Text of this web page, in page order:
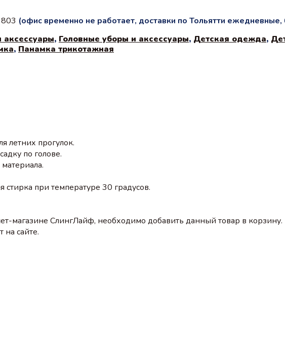
(офис временно не работает, доставки по Тольятти ежедневные,
аксессуары, Головные уборы и аксессуары, Детская одежда,
, Панамка трикотажная
летних прогулок.
по голове.
стирка при температуре 30 градусов.
магазине СлингЛайф, необходимо добавить данный товар в
на сайте.